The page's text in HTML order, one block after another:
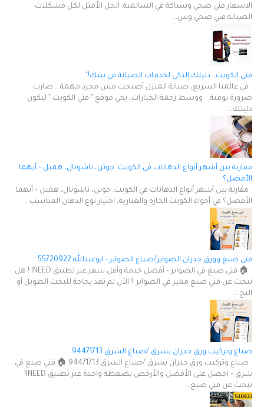
الاسعار فني صحي وسباكة في السالمية: الحل الأمثل لكل مشكلات
الصيانة فني صحي وس...
فني الكويت.. دليلك الذكي لخدمات الصيانة في بيتك!"
في عالمنا السريع، صيانة المنزل أصبحت مش مجرد مهمة... صارت
ضرورة يومية. ووسط زحمة الخيارات، يجي موقع " فني الكويت " ليكون
دليلك...
مقارنة بين أشهر أنواع الدهانات في الكويت: جوتن، ناشونال، همبل – أيهما
الأفضل؟
مقارنة بين أشهر أنواع الدهانات في الكويت: جوتن، ناشونال، همبل – أيهما
الأفضل؟ في أجواء الكويت الحارة والغبارية، اختيار نوع الدهان المناسب ...
فني صبغ وورق جدران الصوابر/صباغ الصوابر - ابوعبدالله 55720922
🏠 فني صبغ في الصوابر – أفضل خدمة وأقل سعر عبر تطبيق INEED ! هل
تبحث عن فني صبغ مميز في الصوابر ؟ الآن لم تعد بحاجة للبحث الطويل أو
التج...
صباغ وتركيب ورق جدران بشرق /صباغ الشرق 94471713
صباغ وتركيب ورق جدران بشرق /صباغ الشرق 94471713 🏠 فني صبغ في
شرق – احصل على الأفضل والأرخص بضغطة واحدة عبر تطبيق INEED!
تبحث عن فني صبغ...